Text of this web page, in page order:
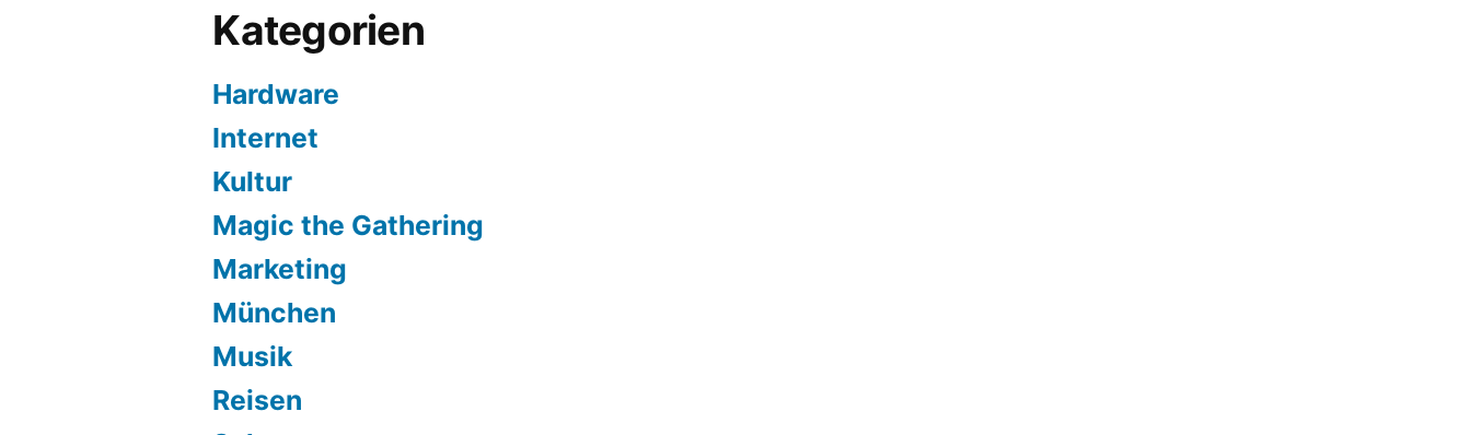
Kategorien
Hardware
Internet
Kultur
Magic the Gathering
Marketing
München
Musik
Reisen